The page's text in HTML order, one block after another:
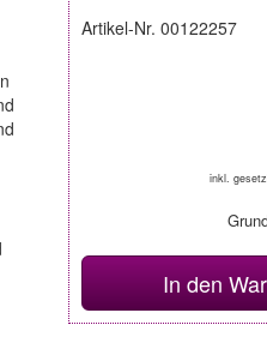
Artikel-Nr. 00122257
inkl.
In den